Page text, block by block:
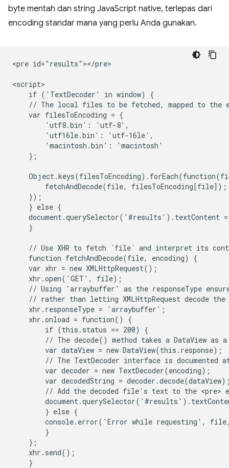
byte mentah dan string JavaScript native, terlepas dari
encoding standar mana yang perlu Anda gunakan.
<pre id="results"></pre>
<script>
    if ('TextDecoder' in window) {
// The local files to be fetched, mapped to the
    var filesToEncoding = {
        'utf8.bin': 'utf-8',
        'utf16le.bin': 'utf-16le',
        'macintosh.bin': 'macintosh'
    };
        fetchAndDecode(file, filesToEncoding[file]);
    });
    } else {
document.querySelector('#results').textContent
    }
// Use XHR to fetch `file` and interpret its
    function fetchAndDecode(file, encoding) {
    var xhr = new XMLHttpRequest();
    xhr.open('GET', file);
// Using 'arraybuffer' as the responseType
// rather than letting XMLHttpRequest decode the
    xhr.responseType = 'arraybuffer';
    xhr.onload = function() {
        if (this.status == 200) {
// The decode() method takes a DataView as
        var dataView = new DataView(this.response);
// The TextDecoder interface is documented
        var decoder = new TextDecoder(encoding);
var decodedString =
// Add the decoded file's text to the <pre>
        } else {
console.error('Error while requesting',
        }
    };
    xhr.send();
    }